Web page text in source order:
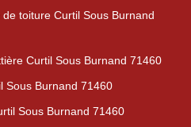
toiture Curtil Sous Burnand
Curtil Sous Burnand 71460
Sous Burnand 71460
Sous Burnand 71460